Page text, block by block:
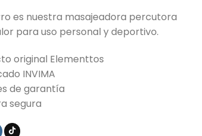
es nuestra masajeadora percutora
para uso personal y deportivo.
original Elementtos
INVIMA
de garantía
segura